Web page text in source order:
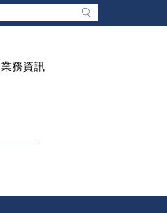
業務資訊